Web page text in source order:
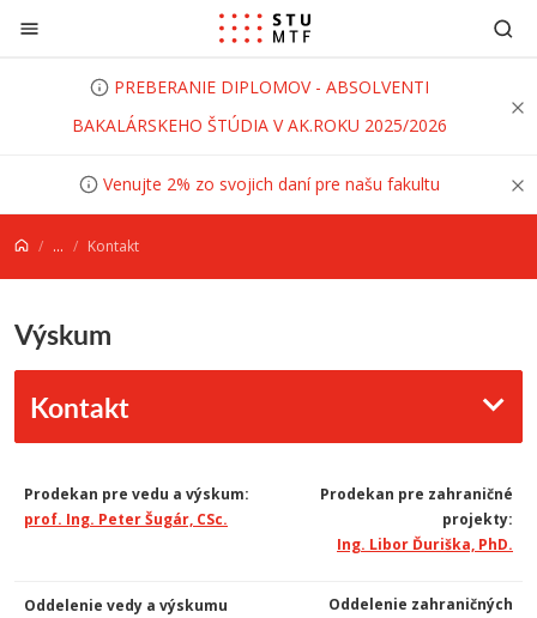
Prejsť na obsah
PREBERANIE DIPLOMOV - ABSOLVENTI
BAKALÁRSKEHO ŠTÚDIA V AK.ROKU 2025/2026
Venujte 2% zo svojich daní pre našu fakultu
... Kontakt
Výskum
Kontakt
Prodekan pre vedu a výskum:
prof. Ing. Peter Šugár, CSc.
Prodekan pre zahraničné
projekty:
Ing. Libor Ďuriška, PhD.
Oddelenie vedy a výskumu
Oddelenie zahraničných